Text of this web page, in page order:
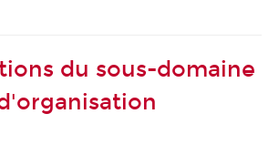
du sous-domaine